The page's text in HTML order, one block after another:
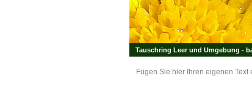
Tauschring Leer und Umgebung -
Fügen Sie hier Ihren eigenen Text